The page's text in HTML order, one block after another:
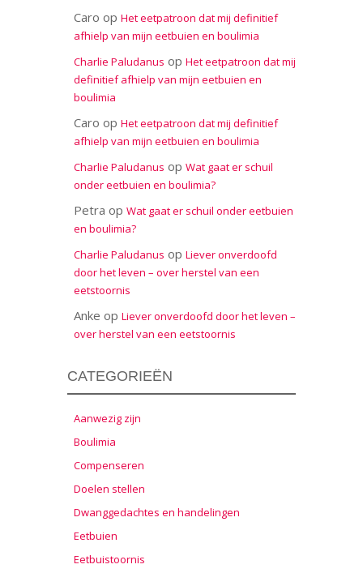
Caro op Het eetpatroon dat mij definitief
afhielp van mijn eetbuien en boulimia
Charlie Paludanus op Het eetpatroon dat mij
definitief afhielp van mijn eetbuien en
boulimia
Caro op Het eetpatroon dat mij definitief
afhielp van mijn eetbuien en boulimia
Charlie Paludanus op Wat gaat er schuil
onder eetbuien en boulimia?
Petra op Wat gaat er schuil onder eetbuien
en boulimia?
Charlie Paludanus op Liever onverdoofd
door het leven – over herstel van een
eetstoornis
Anke op Liever onverdoofd door het leven –
over herstel van een eetstoornis
CATEGORIEËN
Aanwezig zijn
Boulimia
Compenseren
Doelen stellen
Dwanggedachtes en handelingen
Eetbuien
Eetbuistoornis